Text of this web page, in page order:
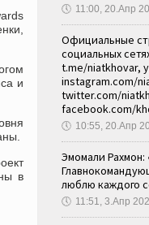
и
в
🕔 11:00, 20.Апр
Официальные
социальных
t.me/niatkhovar,
instagram.com/
twitter.com/
facebook.com/
🕔 10:55, 20.Апр
Эмомали Рахмон:
люблю каждого
🕔 11:51, 3.Апр